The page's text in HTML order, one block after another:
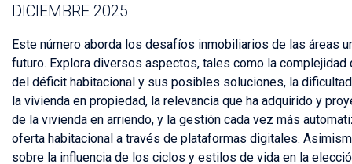
DICIEMBRE 2025
Este número aborda los desafíos inmobiliarios de las áreas
futuro. Explora diversos aspectos, tales como la complejidad
del déficit habitacional y sus posibles soluciones, la
la vivienda en propiedad, la relevancia que ha adquirido y
de la vivienda en arriendo, y la gestión cada vez más
oferta habitacional a través de plataformas digitales.
sobre la influencia de los ciclos y estilos de vida en la